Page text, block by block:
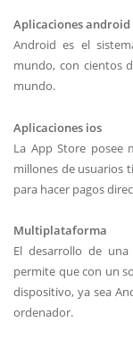
Aplicaciones android
Android es el
mundo, con cientos
mundo.
Aplicaciones ios
La App Store posee
millones de usuarios
para hacer pagos
Multiplataforma
El desarrollo de
permite que con un
dispositivo, ya sea
ordenador.